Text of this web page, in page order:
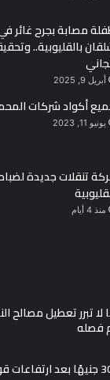
مصابة بجرح غائر
بالقليوبية..
أبريل 9, 2025
أكواد شركات
يونيو 11, 2023
تنقلات جديدة
منذ 4 أيام
لا تبرر تعطيل مصالح
فصله
تراجع أسعار الذهب 30 جنيهًا